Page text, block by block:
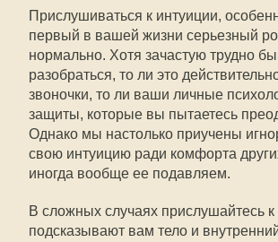
Прислушиваться к интуиции,
первый в вашей жизни серьезный
нормально. Хотя зачастую трудно
разобраться, то ли это
звоночки, то ли ваши личные
защиты, которые вы пытаетесь
Однако мы настолько приучены
свою интуицию ради комфорта
иногда вообще ее подавляем.
В сложных случаях прислушайтесь к
подсказывают вам тело и